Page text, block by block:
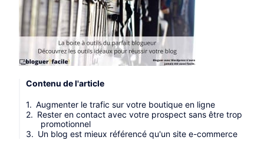
Contenu de l'article
Augmenter le trafic sur votre boutique en ligne
Rester en contact avec votre prospect sans être trop
promotionnel
Un blog est mieux référencé qu'un site e-commerce